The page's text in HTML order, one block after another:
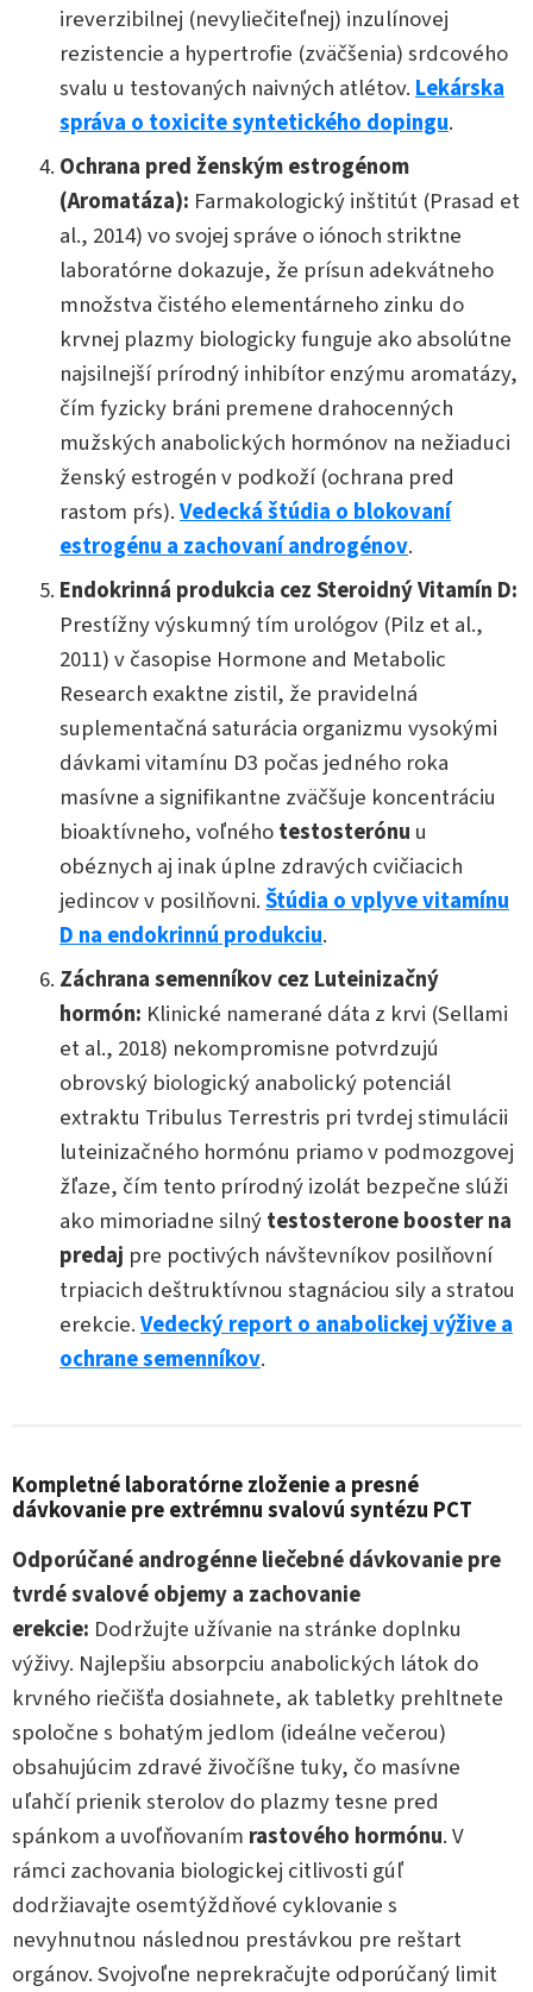
ireverzibilnej (nevyliečiteľnej) inzulínovej
rezistencie a hypertrofie (zväčšenia) srdcového
svalu u testovaných naivných atlétov.Lekárska
správa o toxicite syntetického dopingu.
Ochrana pred ženským estrogénom
(Aromatáza): Farmakologický inštitút (Prasad et
al., 2014) vo svojej správe o iónoch striktne
laboratórne dokazuje, že prísun adekvátneho
množstva čistého elementárneho zinku do
krvnej plazmy biologicky funguje ako absolútne
najsilnejší prírodný inhibítor enzýmu aromatázy,
čím fyzicky bráni premene drahocenných
mužských anabolických hormónov na nežiaduci
ženský estrogén v podkoží (ochrana pred
rastom pŕs).Vedecká štúdia o blokovaní
estrogénu a zachovaní androgénov.
Endokrinná produkcia cez Steroidný Vitamín D:
Prestížny výskumný tím urológov (Pilz et al.,
2011) v časopise Hormone and Metabolic
Research exaktne zistil, že pravidelná
suplementačná saturácia organizmu vysokými
dávkami vitamínu D3 počas jedného roka
masívne a signifikantne zväčšuje koncentráciu
bioaktívneho, voľnéhotestosterónu u
obéznych aj inak úplne zdravých cvičiacich
jedincov v posilňovni.Štúdia o vplyve vitamínu
D na endokrinnú produkciu.
Záchrana semenníkov cez Luteinizačný
hormón: Klinické namerané dáta z krvi (Sellami
et al., 2018) nekompromisne potvrdzujú
obrovský biologický anabolický potenciál
extraktu Tribulus Terrestris pri tvrdej stimulácii
luteinizačného hormónu priamo v podmozgovej
žľaze, čím tento prírodný izolát bezpečne slúži
ako mimoriadne silnýtestosterone booster na
predaj pre poctivých návštevníkov posilňovní
trpiacich deštruktívnou stagnáciou sily a stratou
erekcie.Vedecký report o anabolickej výžive a
ochrane semenníkov.
Kompletné laboratórne zloženie a presné
dávkovanie pre extrémnu svalovú syntézu PCT
Odporúčané androgénne liečebné dávkovanie pre
tvrdé svalové objemy a zachovanie
erekcie: Dodržujte užívanie na stránke doplnku
výživy. Najlepšiu absorpciu anabolických látok do
krvného riečišťa dosiahnete, ak tabletky prehltnete
spoločne s bohatým jedlom (ideálne večerou)
obsahujúcim zdravé živočíšne tuky, čo masívne
uľahčí prienik sterolov do plazmy tesne pred
spánkom a uvoľňovaním rastového hormónu. V
rámci zachovania biologickej citlivosti gúľ
dodržiavajte osemtýždňové cyklovanie s
nevyhnutnou následnou prestávkou pre reštart
orgánov. Svojvoľne neprekračujte odporúčaný limit